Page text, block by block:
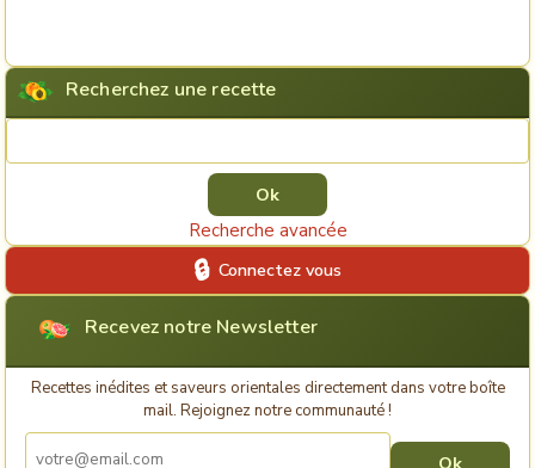
Recherchez une recette
Recherche avancée
Connectez vous
Recevez notre Newsletter
Recettes inédites et saveurs orientales directement dans votre boîte
mail. Rejoignez notre communauté !